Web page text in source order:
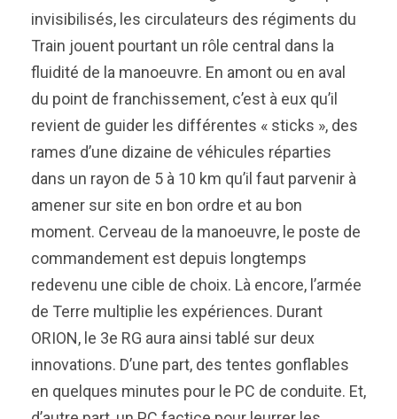
invisibilisés, les circulateurs des régiments du
Train jouent pourtant un rôle central dans la
fluidité de la manoeuvre. En amont ou en aval
du point de franchissement, c’est à eux qu’il
revient de guider les différentes « sticks », des
rames d’une dizaine de véhicules réparties
dans un rayon de 5 à 10 km qu’il faut parvenir à
amener sur site en bon ordre et au bon
moment. Cerveau de la manoeuvre, le poste de
commandement est depuis longtemps
redevenu une cible de choix. Là encore, l’armée
de Terre multiplie les expériences. Durant
ORION, le 3e RG aura ainsi tablé sur deux
innovations. D’une part, des tentes gonflables
en quelques minutes pour le PC de conduite. Et,